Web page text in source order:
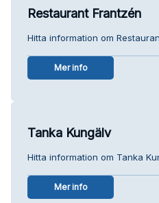
Restaurant Frantzén
Hitta information om
Mer info
Tanka Kungälv
Hitta information om Tanka
Mer info